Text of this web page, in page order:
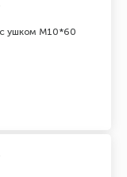
ушком М10*60